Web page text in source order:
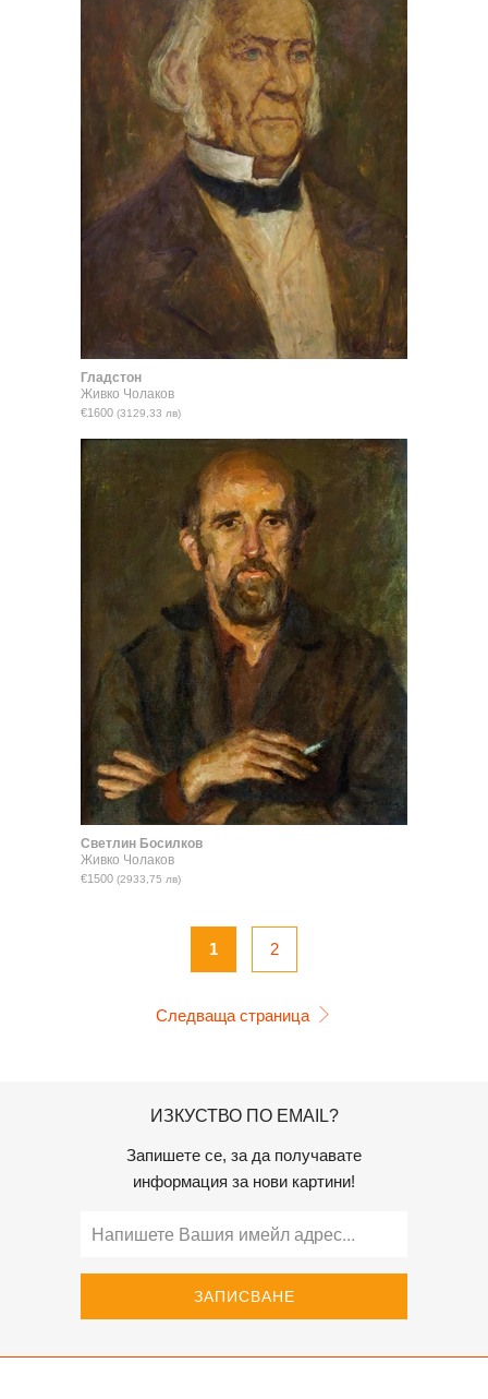
Гладстон
Живко Чолаков
€1600 (3129,33 лв)
Светлин Босилков
Живко Чолаков
€1500 (2933,75 лв)
1 2
Следваща страница
ИЗКУСТВО ПО EMAIL?
Запишете се, за да получавате
информация за нови картини!